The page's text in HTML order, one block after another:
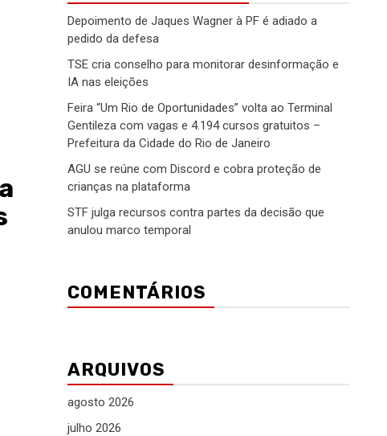
Depoimento de Jaques Wagner à PF é adiado a
pedido da defesa
TSE cria conselho para monitorar desinformação e
IA nas eleições
Feira “Um Rio de Oportunidades” volta ao Terminal
Gentileza com vagas e 4.194 cursos gratuitos –
Prefeitura da Cidade do Rio de Janeiro
AGU se reúne com Discord e cobra proteção de
crianças na plataforma
STF julga recursos contra partes da decisão que
anulou marco temporal
COMENTÁRIOS
ARQUIVOS
agosto 2026
julho 2026